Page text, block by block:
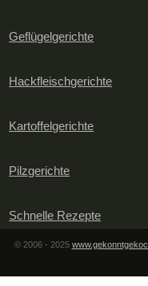
Geflügelgerichte
Hackfleischgerichte
Kartoffelgerichte
Pilzgerichte
Schnelle Rezepte
© 2006 - 2025